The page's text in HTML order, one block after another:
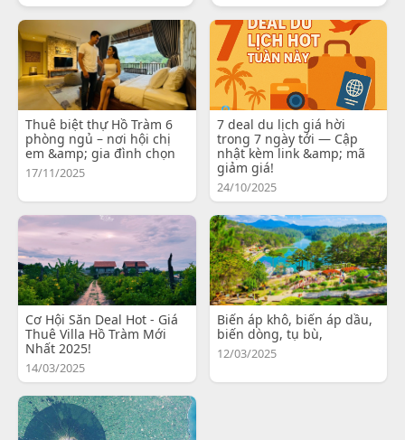
Thuê biệt thự Hồ Tràm 6
phòng ngủ – nơi hội chị
em &amp; gia đình chọn
17/11/2025
7 deal du lịch giá hời
trong 7 ngày tới — Cập
nhật kèm link &amp; mã
giảm giá!
24/10/2025
Cơ Hội Săn Deal Hot - Giá
Thuê Villa Hồ Tràm Mới
Nhất 2025!
14/03/2025
Biến áp khô, biến áp dầu,
biến dòng, tụ bù,
12/03/2025